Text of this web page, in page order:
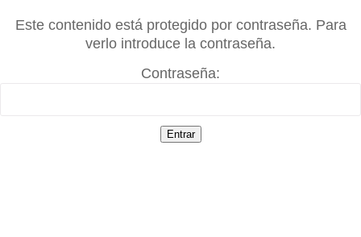
Este contenido está protegido por contraseña. Para
verlo introduce la contraseña.
Contraseña: